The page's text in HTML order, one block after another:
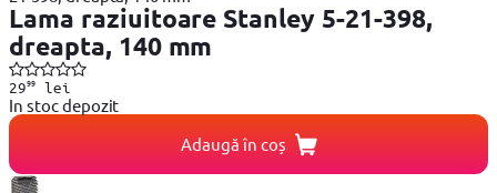
Lama raziuitoare Stanley 5-21-398,
dreapta, 140 mm
2999lei
In stoc depozit
Adaugă în coș